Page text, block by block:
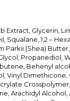
Extract, Glycerin,
Squalane, 1,2 –
Parkii (Shea)
Propanediol,
Behenyl
Vinyl Dimethicone,
Arachidyl Alcohol,